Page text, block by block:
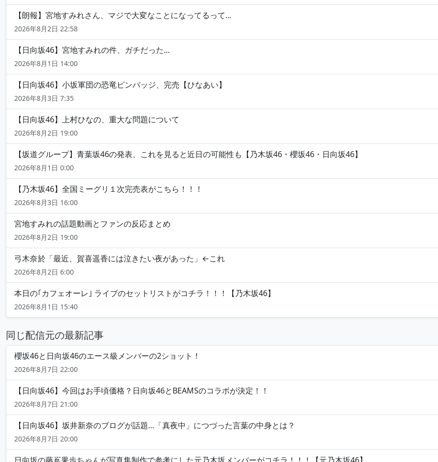
【朗報】宮地すみれさん、マジで大変なことになってるって...
2026年8月2日 22:58
【日向坂46】宮地すみれの件、ガチだった...
2026年8月1日 14:00
【日向坂46】小坂軍団の恐竜ピンバッジ、完売【ひなあい】
2026年8月3日 7:35
【日向坂46】上村ひなの、重大な問題について
2026年8月2日 19:00
【坂道グループ】青葉坂46の発表、これを見ると近日の可能性も【乃木坂46・櫻坂46・日向坂46】
2026年8月1日 0:00
【乃木坂46】全国ミーグリ１次完売表がこちら！！！
2026年8月3日 16:00
宮地すみれの話題動画とファンの反応まとめ
2026年8月2日 19:00
弓木奈於「最近、賀喜遥香には泣きたい夜があった」←これ
2026年8月2日 6:00
本日の｢カフェオーレ｣ ライブのセットリストがコチラ！！！【乃木坂46】
2026年8月1日 15:40
同じ配信元の最新記事
櫻坂46と日向坂46のエース級メンバーの2ショット！
2026年8月7日 22:00
【日向坂46】今回はお手頃価格？日向坂46とBEAMSのコラボが決定！！
2026年8月7日 21:00
【日向坂46】坂井新奈のブログが話題…「真夜中」につづった言葉の中身とは？
2026年8月7日 20:00